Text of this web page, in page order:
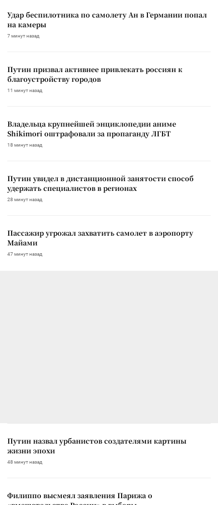
Удар беспилотника по самолету Ан в Германии попал
на камеры
7 минут назад
Путин призвал активнее привлекать россиян к
благоустройству городов
11 минут назад
Владельца крупнейшей энциклопедии аниме
Shikimori оштрафовали за пропаганду ЛГБТ
18 минут назад
Путин увидел в дистанционной занятости способ
удержать специалистов в регионах
28 минут назад
Пассажир угрожал захватить самолет в аэропорту
Майами
47 минут назад
Путин назвал урбанистов создателями картины
жизни эпохи
48 минут назад
Филиппо высмеял заявления Парижа о